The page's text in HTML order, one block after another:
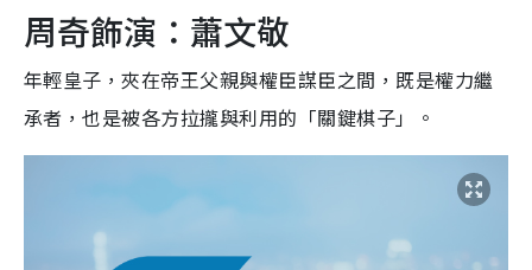
周奇飾演：蕭文敬
年輕皇子，夾在帝王父親與權臣謀臣之間，既是權力繼
承者，也是被各方拉攏與利用的「關鍵棋子」。